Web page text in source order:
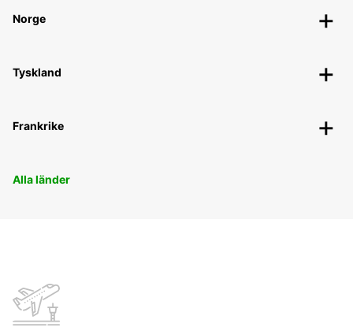
Norge
Tyskland
Frankrike
Alla länder